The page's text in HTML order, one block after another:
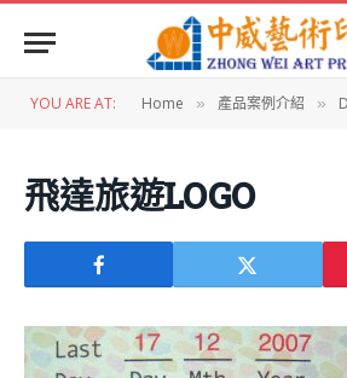
YOU ARE AT: Home » 產品案例介紹 »
飛達旅遊LOGO